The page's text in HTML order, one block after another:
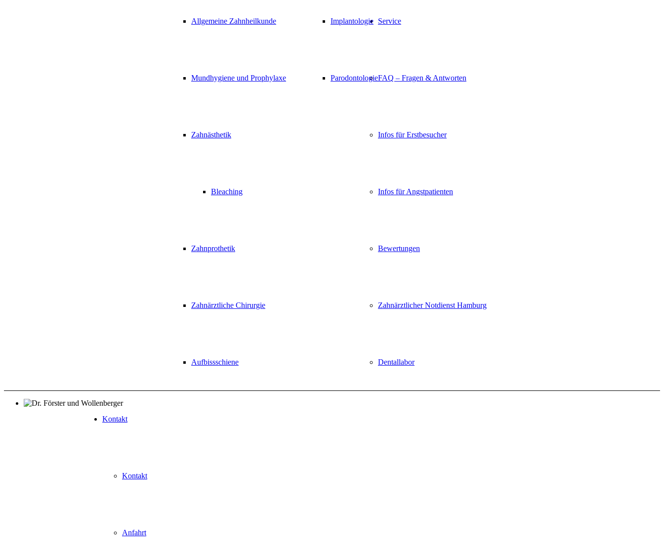
Allgemeine Zahnheilkunde
Mundhygiene und Prophylaxe
Zahnästhetik
Bleaching
Zahnprothetik
Zahnärztliche Chirurgie
Aufbissschiene
Implantologie
Parodontologie
Service
FAQ – Fragen & Antworten
Infos für Erstbesucher
Infos für Angstpatienten
Bewertungen
Zahnärztlicher Notdienst Hamburg
Dentallabor
Kontakt
Kontakt
Anfahrt